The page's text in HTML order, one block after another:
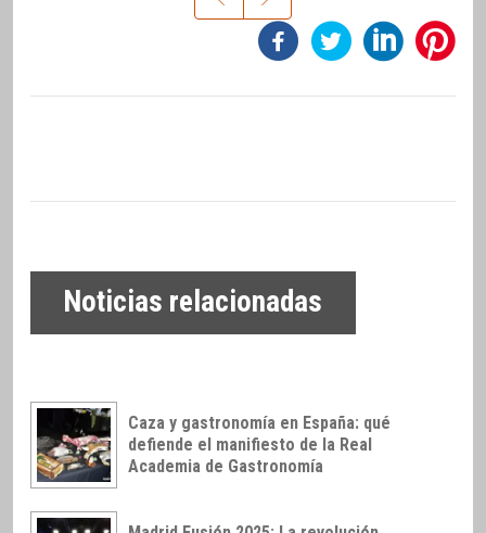
Noticias relacionadas
Caza y gastronomía en España: qué
defiende el manifiesto de la Real
Academia de Gastronomía